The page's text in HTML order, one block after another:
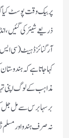
پر بیک وقت پوسٹ کیا
ذریعے شیئر کی
آرگنائزڈ ہیٹ (سی
کہا جاتا ہے کہ
مذاہب کے لوگ اپنی
برسہا برس سے مل جل
نہ صرف ہندو اور مسلم